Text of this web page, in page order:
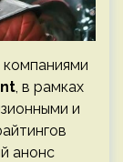
, в рамках
и
анонс